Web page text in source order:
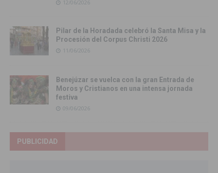
12/06/2026
Pilar de la Horadada celebró la Santa Misa y la
Procesión del Corpus Christi 2026
11/06/2026
Benejúzar se vuelca con la gran Entrada de
Moros y Cristianos en una intensa jornada
festiva
09/06/2026
PUBLICIDAD